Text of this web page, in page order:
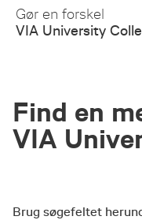
Skip
Main
Gør en forskel
VIA University
Find en
VIA
Brug søgefeltet